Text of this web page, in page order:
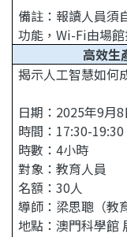
備註：報讀人員須
功能，Wi-Fi由場館
高效生
揭示人工智慧如何
日期：2025年9月
時間：17:30-19:30
時數：4小時
對象：教育人員
名額：30人
導師：梁思聰（教
地點：澳門科學館